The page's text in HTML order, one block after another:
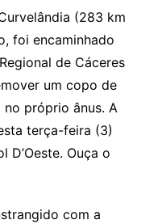
(283 km
foi encaminhado
de Cáceres
um copo de
próprio ânus. A
terça-feira (3)
D’Oeste. Ouça o
com a